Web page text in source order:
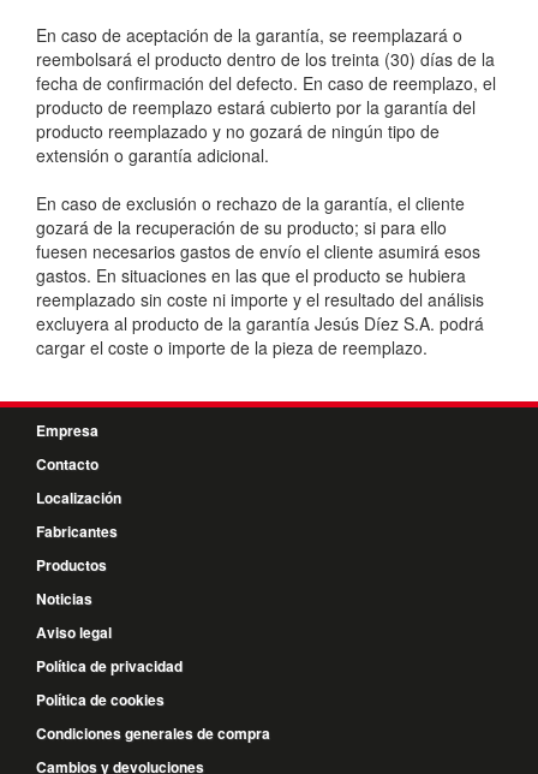
En caso de aceptación de la garantía, se reemplazará o
reembolsará el producto dentro de los treinta (30) días de la
fecha de confirmación del defecto. En caso de reemplazo, el
producto de reemplazo estará cubierto por la garantía del
producto reemplazado y no gozará de ningún tipo de
extensión o garantía adicional.
En caso de exclusión o rechazo de la garantía, el cliente
gozará de la recuperación de su producto; si para ello
fuesen necesarios gastos de envío el cliente asumirá esos
gastos. En situaciones en las que el producto se hubiera
reemplazado sin coste ni importe y el resultado del análisis
excluyera al producto de la garantía Jesús Díez S.A. podrá
cargar el coste o importe de la pieza de reemplazo.
Empresa
Contacto
Localización
Fabricantes
Productos
Noticias
Aviso legal
Política de privacidad
Política de cookies
Condiciones generales de compra
Cambios y devoluciones